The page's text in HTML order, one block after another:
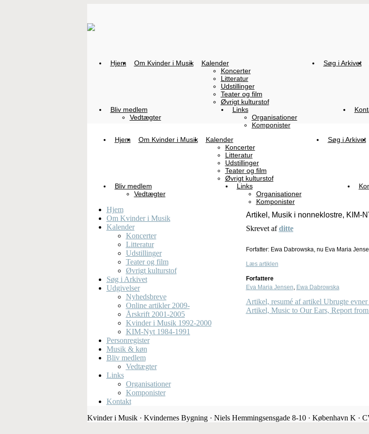
Hjem Om Kvinder i Musik
Kalender
Koncerter
Litteratur
Udstillinger
Teater og film
Øvrigt kulturstof
Søg i Arkivet
Bliv medlem
Vedtægter
Links
Organisationer
Komponister
Hjem Om Kvinder i Musik
Kalender
Koncerter
Litteratur
Udstillinger
Teater og film
Øvrigt kulturstof
Søg i Arkivet
Bliv medlem
Vedtægter
Links
Organisationer
Komponister
Artikel, Musik i nonneklostre, KIM-
Skrevet afditte
Forfatter: Ewa Dabrowska, nu Eva Maria
Læs artiklen
Forfattere
Eva Maria Jensen, Ewa Dabrowska
Artikel, resumé af artikel Ubrugte
Artikel, Music to Our Ears, Report
Hjem
Om Kvinder i Musik
Kalender
Koncerter
Litteratur
Udstillinger
Teater og film
Øvrigt kulturstof
Søg i Arkivet
Udgivelser
Nyhedsbreve
Online artikler 2009-
Årskrift 2001-2005
Kvinder i Musik 1992-2000
KIM-Nyt 1984-1991
Personregister
Musik & køn
Bliv medlem
Vedtægter
Links
Organisationer
Komponister
Kontakt
Kvinder i Musik · Kvindernes Bygning · Niels Hemmingsensgade 8-10 · København K ·